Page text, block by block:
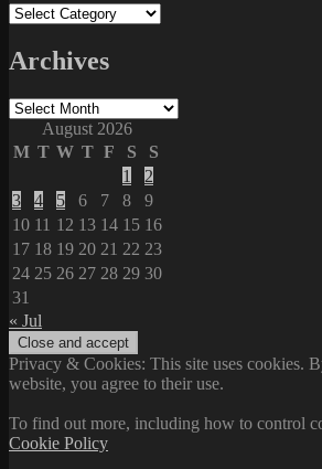
Categories
Archives
Archives
August 2026
M T W T F S
S
1
2
3
4 5 6 7 8
9
10 11 12 13 14 15 16
17 18 19 20 21 22 23
24 25 26 27 28 29 30
31
« Jul
Privacy & Cookies: This site uses cookies.
website, you agree to their use.
To find out more, including how to control
Cookie Policy